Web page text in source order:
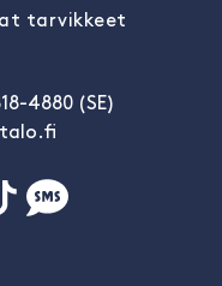
tarvikkeet
4880 (SE)